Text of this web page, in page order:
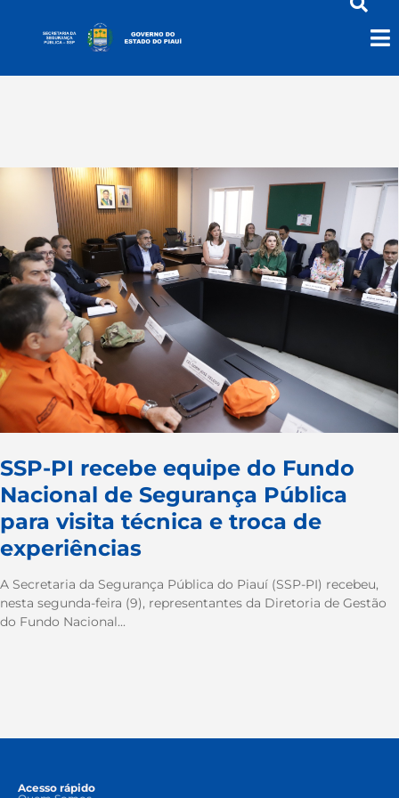
Reunião
SSP-PI recebe equipe do Fundo
Nacional de Segurança Pública
para visita técnica e troca de
experiências
A Secretaria da Segurança Pública do Piauí (SSP-PI) recebeu,
nesta segunda-feira (9), representantes da Diretoria de Gestão
do Fundo Nacional...
Acesso rápido